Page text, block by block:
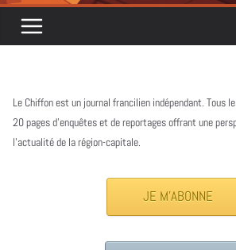
Le Chiffon est un journal francilien indépendant. Tous
20 pages d’enquêtes et de reportages offrant une
l’actualité de la région-capitale.
JE M'ABONNE